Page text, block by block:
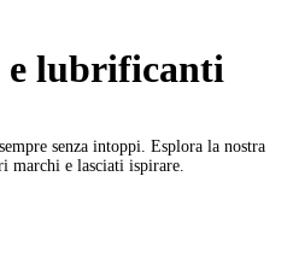
e lubrificanti
senza intoppi. Esplora la nostra
marchi e lasciati ispirare.